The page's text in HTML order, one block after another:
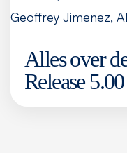
Alles over
Release 5.00